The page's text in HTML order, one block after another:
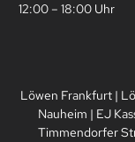
12:00 – 18:00 Uhr
Löwen Frankfurt |
Nauheim | EJ
Timmendorfer